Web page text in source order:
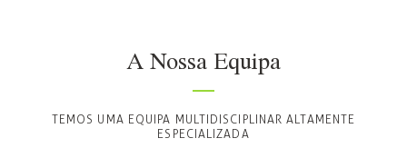
A Nossa Equipa
TEMOS UMA EQUIPA MULTIDISCIPLINAR ALTAMENTE
ESPECIALIZADA